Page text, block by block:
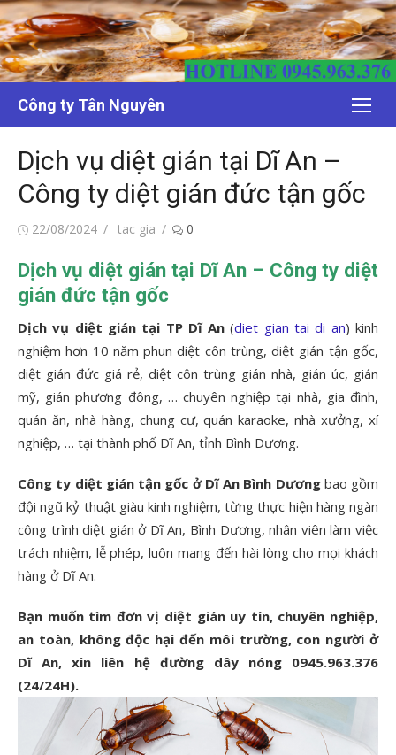
Chuyển
tới
nội
dung
Công ty Tân Nguyên
Dịch vụ diệt gián tại Dĩ An –
Công ty diệt gián đức tận gốc
Đăng22/08/2024
Tác
tac gia 0
Dịch vụ diệt gián tại Dĩ An – Công ty diệt
gián đức tận gốc
Dịch vụ diệt gián tại TP Dĩ An(diet gian tai di an) kinh
nghiệm hơn 10 năm phun diệt côn trùng, diệt gián tận gốc,
diệt gián đức giá rẻ, diệt côn trùng gián nhà, gián úc, gián
mỹ, gián phương đông, … chuyên nghiệp tại nhà, gia đình,
quán ăn, nhà hàng, chung cư, quán karaoke, nhà xưởng, xí
nghiệp, … tại thành phố Dĩ An, tỉnh Bình Dương.
Công ty diệt gián tận gốc ở Dĩ An Bình Dươngbao gồm
đội ngũ kỷ thuật giàu kinh nghiệm, từng thực hiện hàng ngàn
công trình diệt gián ở Dĩ An, Bình Dương, nhân viên làm việc
trách nhiệm, lễ phép, luôn mang đến hài lòng cho mọi khách
hàng ở Dĩ An.
Bạn muốn tìm đơn vị diệt gián uy tín, chuyên nghiệp,
an toàn, không độc hại đến môi trường, con người ở
Dĩ An, xin liên hệ đường dây nóng 0945.963.376
(24/24H).